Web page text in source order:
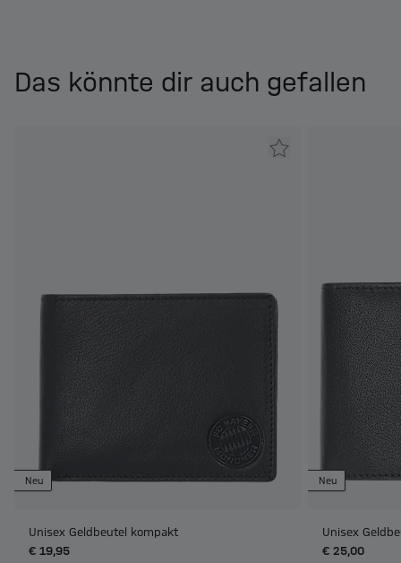
Das könnte dir auch gefallen
Neu
Unisex Geldbeutel kompakt
€ 19,95
Neu
Unisex
€ 25,00